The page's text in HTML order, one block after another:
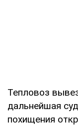
Тепловоз
дальнейшая
похищения